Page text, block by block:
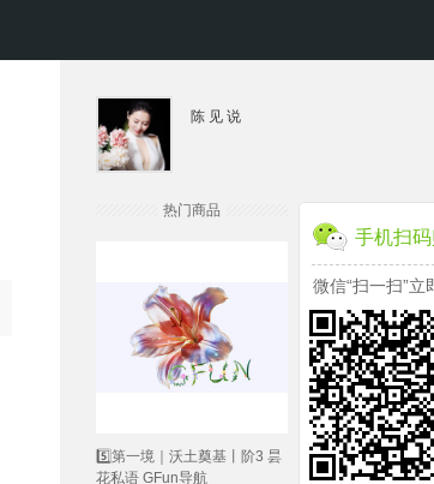
陈 见 说
热门商品
5️⃣第一境｜沃土奠基丨阶3 昙
花私语 GFun导航
手机扫
微信“扫一扫”立